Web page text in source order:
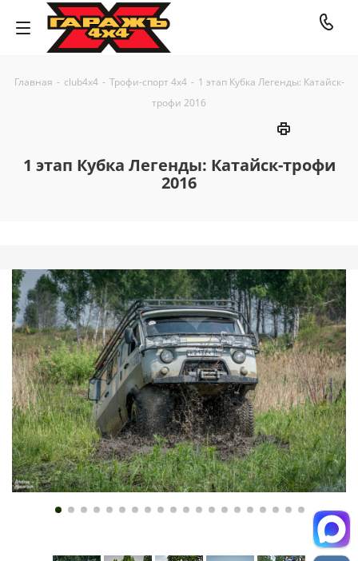
Главная - club4x4 - Трофи-спорт 4х4 - 1 этап Кубка Легенды: Катайск-
трофи 2016
1 этап Кубка Легенды: Катайск-трофи
2016